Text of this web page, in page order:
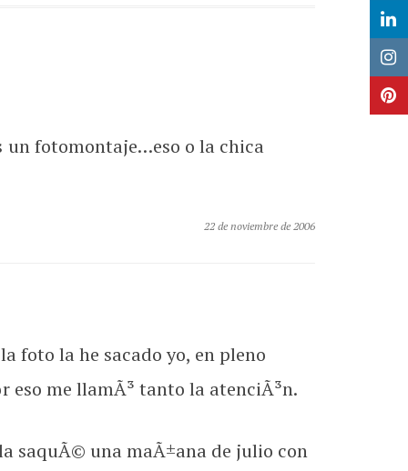
un fotomontaje…eso o la chica
22 de noviembre de 2006
foto la he sacado yo, en pleno
eso me llamÃ³ tanto la atenciÃ³n.
saquÃ© una maÃ±ana de julio con